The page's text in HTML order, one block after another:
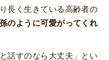
長く生きている高齢者の
のように可愛がってくれ
話すのなら大丈夫」とい